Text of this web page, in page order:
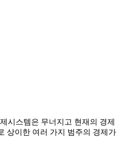
시스템은 무너지고 현재의 경제
상이한 여러 가지 범주의 경제가